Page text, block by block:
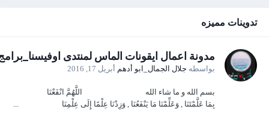
تدوينات مميزه
مدونة اعمال ايقونات الماس لمنتدى
بواسطه جلال الجمال_ابو أدهم أبريل 17, 2016
بسم الله و ما شاء الله اللَّهُمَّ انْفَعْنَا
بِمَا عَلَّمْتَنَا , وَعَلِّمْنَا مَا يَنْفَعُنَا , وَزِدْنَا عِلْمًا إِلَى عِلْمِنَا ...